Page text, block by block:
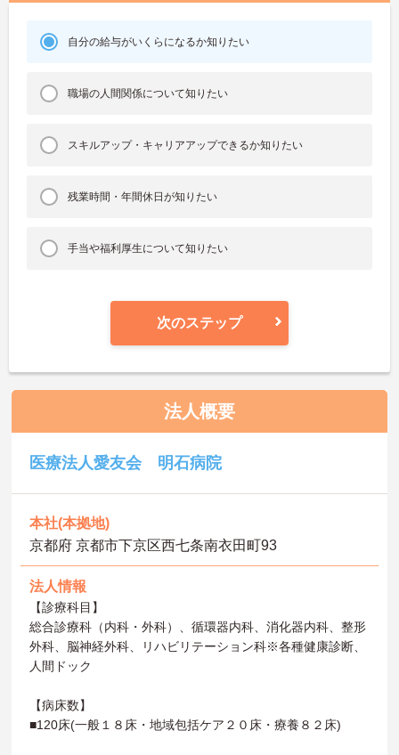
自分の給与がいくらになるか知りたい
職場の人間関係について知りたい
スキルアップ・キャリアアップできるか知りたい
残業時間・年間休日が知りたい
手当や福利厚生について知りたい
次のステップ
法人概要
医療法人愛友会 明石病院
本社(本拠地)
京都府 京都市下京区西七条南衣田町93
法人情報
【診療科目】
総合診療科（内科・外科）、循環器内科、消化器内科、整形
外科、脳神経外科、リハビリテーション科※各種健康診断、
人間ドック
【病床数】
■120床(一般１８床・地域包括ケア２０床・療養８２床)